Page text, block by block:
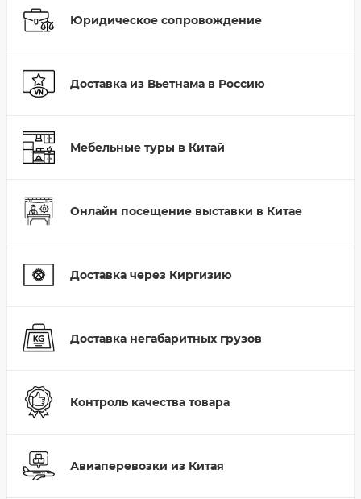
Юридическое сопровождение
Доставка из Вьетнама в Россию
Мебельные туры в Китай
Онлайн посещение выставки в Китае
Доставка через Киргизию
Доставка негабаритных грузов
Контроль качества товара
Авиаперевозки из Китая